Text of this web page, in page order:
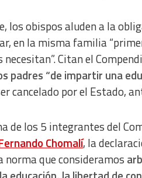
los obispos aluden a la
en la misma familia
necesitan”. Citan el
padres “de impartir una
cancelado por el Estado,
de los 5 integrantes del
Chomalí, la
norma que consideramos